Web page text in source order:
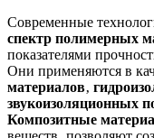
Современные
спектр полимерных
показателями
Они применяются в
материалов‚
звукоизоляционных
Композитные